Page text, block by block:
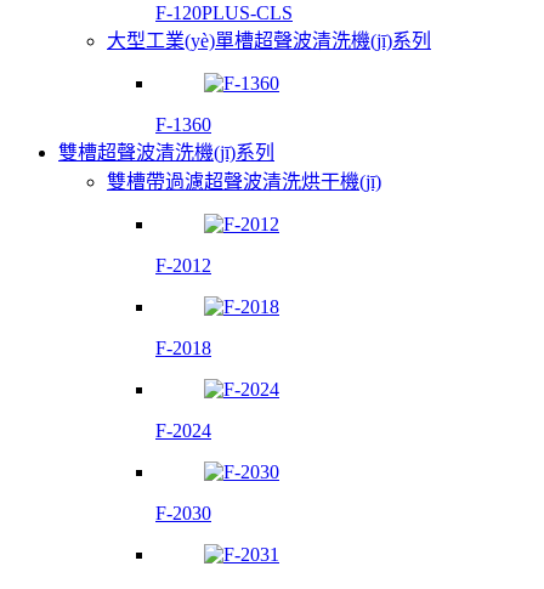
F-120PLUS-CLS
大型工業(yè)單槽超聲波清洗機(jī)系列
F-1360
雙槽超聲波清洗機(jī)系列
雙槽帶過濾超聲波清洗烘干機(jī)
F-2012
F-2018
F-2024
F-2030